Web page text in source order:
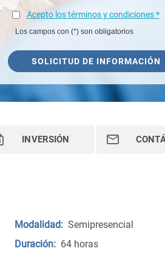
Acepto los términos y condiciones *
Los campos con (*) son obligatorios
SOLICITUD DE INFORMACIÓN
INVERSIÓN
Modalidad: Semipresencial
Duración: 64 horas